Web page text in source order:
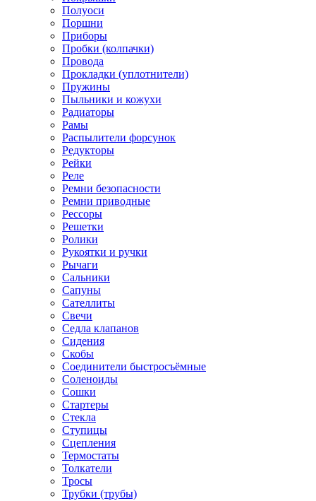
Полуоси
Поршни
Приборы
Пробки (колпачки)
Провода
Прокладки (уплотнители)
Пружины
Пыльники и кожухи
Радиаторы
Рамы
Распылители форсунок
Редукторы
Рейки
Реле
Ремни безопасности
Ремни приводные
Рессоры
Решетки
Ролики
Рукоятки и ручки
Рычаги
Сальники
Сапуны
Сателлиты
Свечи
Седла клапанов
Сидения
Скобы
Соединители быстросъёмные
Соленоиды
Сошки
Стартеры
Стекла
Ступицы
Сцепления
Термостаты
Толкатели
Тросы
Трубки (трубы)